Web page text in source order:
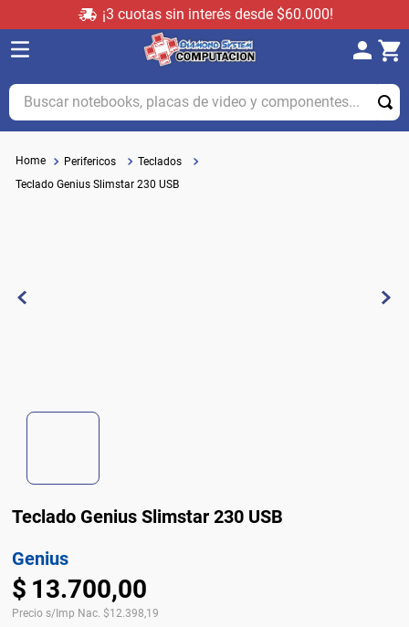
¡3 cuotas sin interés desde $60.000!
Buscar notebooks, placas de video y componentes...
Perifericos
Teclados
Teclado Genius Slimstar 230 USB
Teclado Genius Slimstar 230 USB
Genius
$ 13.700,00
Precio s/Imp Nac. $12.398,19